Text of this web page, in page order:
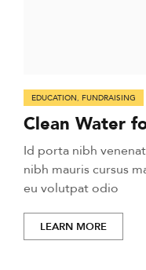
EDUCATION, FUNDRAISING
Clean Water
Id porta nibh
nibh mauris cursus
eu volutpat odio
LEARN MORE